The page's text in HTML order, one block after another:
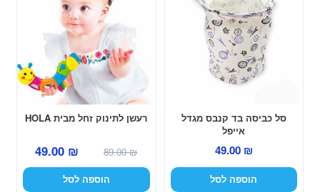
סל כביסה בד קנבס מגדל
אייפל
49.00 ₪
הוספה לסל
רעשן לתינוק זחל מבית HOLA
89.00₪
המחיר
המקורי
היה:
49.00 ₪
המחיר
הנוכחי
הוא:
הוספה לסל